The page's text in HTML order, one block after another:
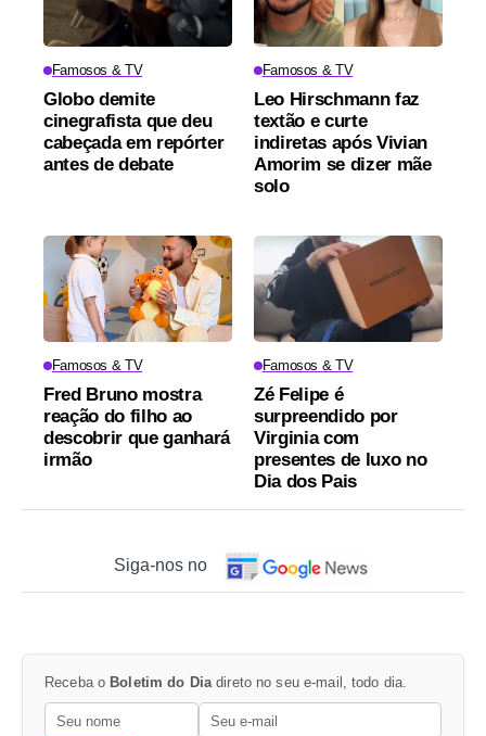
Famosos & TV
Globo demite
cinegrafista que deu
cabeçada em repórter
antes de debate
Famosos & TV
Leo Hirschmann faz
textão e curte
indiretas após Vivian
Amorim se dizer mãe
solo
Famosos & TV
Fred Bruno mostra
reação do filho ao
descobrir que ganhará
irmão
Famosos & TV
Zé Felipe é
surpreendido por
Virginia com
presentes de luxo no
Dia dos Pais
Siga-nos no
Receba o Boletim do Dia direto no seu e-mail, todo dia.